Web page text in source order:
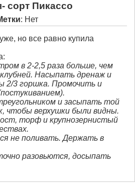
сорт Пикассо
: Нет
но все равно купила
в 2-2,5 раза больше, чем
Насыпать дренаж и
2/3 горшка. Промочить и
и засыпать той
чтобы верхушки были видны.
торф и крупнозернистый
не поливать. Держать в
разовьются, досыпать